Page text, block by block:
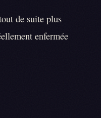
de suite plus
enfermée